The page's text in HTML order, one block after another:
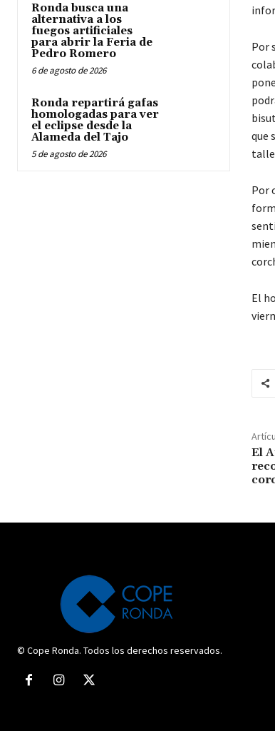
Ronda busca una
alternativa a los
fuegos artificiales
para abrir la Feria de
Pedro Romero
6 de agosto de 2026
Ronda repartirá gafas
homologadas para ver
el eclipse desde la
Alameda del Tajo
5 de agosto de 2026
Por
que
Por
El
El
© Cope Ronda. Todos los derechos reservados.